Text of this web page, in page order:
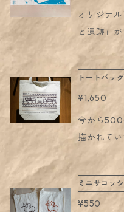
ナー、ベ
アゾール
ださい。
場合があ
は、使用
がありま
び割れや
保管場所
く所、店
はお控え
ございま
い。小さ
使用・保
ナー、ベ
アゾール
ださい。
場合があ
は、使用
道と似て
「書芸術
0年前に
いた英雄
と黒のイ
書き」手
ねること
する手法
し、それ
ー講師 ・
師。ペル
オリジナ
と遺跡」
ソポタミ
な川と遺
を入れました。 エジプトのギ
アテネ、
ポタミア
してイン
イラストで表
プリント
手ぬぐいです。 ★ 遺跡スタ
「遺跡ス
トートバッ
¥1,650
今から
描かれて
様々な生き
イズ】 本
（縫製に
ズのもの
ミニサコッ
¥550